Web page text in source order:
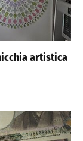
artistica